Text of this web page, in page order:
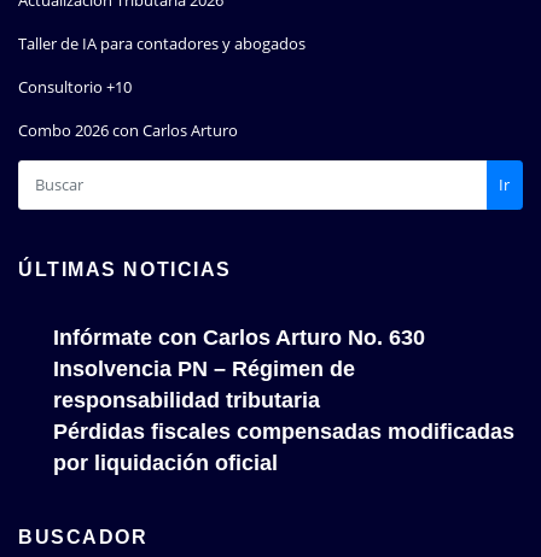
Taller de IA para contadores y abogados
Consultorio +10
Combo 2026 con Carlos Arturo
Ir
ÚLTIMAS NOTICIAS
Infórmate con Carlos Arturo No. 630
Insolvencia PN – Régimen de
responsabilidad tributaria
Pérdidas fiscales compensadas modificadas
por liquidación oficial
BUSCADOR